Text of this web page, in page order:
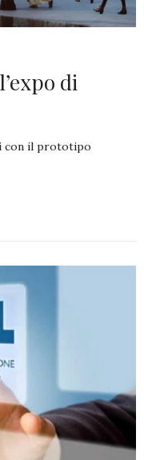
di
con il prototipo